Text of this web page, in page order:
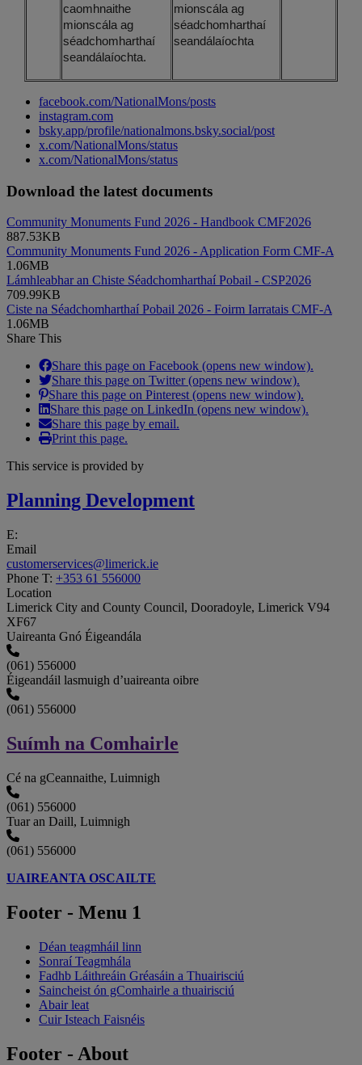
caomhnaithe
mionscála ag
séadchomharthaí
seandálaíochta.
mionscála ag
séadchomharthaí
seandálaíochta
facebook.com/NationalMons/posts
instagram.com
bsky.app/profile/nationalmons.bsky.social/post
x.com/NationalMons/status
x.com/NationalMons/status
Download the latest documents
Community Monuments Fund 2026 - Handbook CMF2026
887.53KB
Community Monuments Fund 2026 - Application Form CMF-A
1.06MB
Lámhleabhar an Chiste Séadchomharthaí Pobail - CSP2026
709.99KB
Ciste na Séadchomharthaí Pobail 2026 - Foirm Iarratais CMF-A
1.06MB
Share This
Share this page on Facebook (opens new window).
Share this page on Twitter (opens new window).
Share this page on Pinterest (opens new window).
Share this page on LinkedIn (opens new window).
Share this page by email.
Print this page.
This service is provided by
Planning Development
E:
Email
customerservices@limerick.ie
Phone T: +353 61 556000
Location
Limerick City and County Council, Dooradoyle, Limerick V94
XF67
Uaireanta Gnó Éigeandála
(061) 556000
Éigeandáil lasmuigh d’uaireanta oibre
(061) 556000
Suímh na Comhairle
Cé na gCeannaithe, Luimnigh
(061) 556000
Tuar an Daill, Luimnigh
(061) 556000
UAIREANTA OSCAILTE
Footer - Menu 1
Déan teagmháil linn
Sonraí Teagmhála
Fadhb Láithreáin Gréasáin a Thuairisciú
Saincheist ón gComhairle a thuairisciú
Abair leat
Cuir Isteach Faisnéis
Footer - About